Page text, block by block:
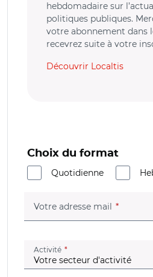
hebdomadaire sur
politiques publiques.
votre abonnement dans
recevrez suite à votre
Découvrir Localtis
Choix du format
Quotidienne
Votre adresse mail (champ
Activité (champ obligatoire)